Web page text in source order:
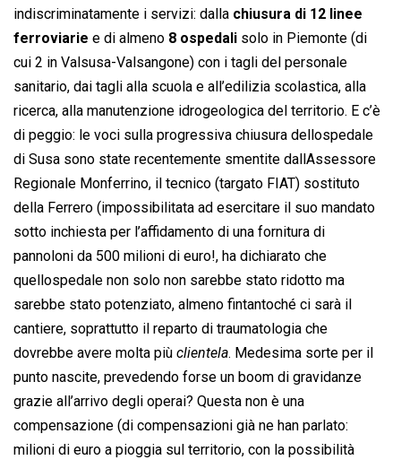
indiscriminatamente i servizi: dalla chiusura di 12 linee
ferroviarie e di almeno 8 ospedali solo in Piemonte (di
cui 2 in Valsusa-Valsangone) con i tagli del personale
sanitario, dai tagli alla scuola e all’edilizia scolastica, alla
ricerca, alla manutenzione idrogeologica del territorio. E c’è
di peggio: le voci sulla progressiva chiusura dellospedale
di Susa sono state recentemente smentite dallAssessore
Regionale Monferrino, il tecnico (targato FIAT) sostituto
della Ferrero (impossibilitata ad esercitare il suo mandato
sotto inchiesta per l’affidamento di una fornitura di
pannoloni da 500 milioni di euro!, ha dichiarato che
quellospedale non solo non sarebbe stato ridotto ma
sarebbe stato potenziato, almeno fintantoché ci sarà il
cantiere, soprattutto il reparto di traumatologia che
dovrebbe avere molta più  clientela. Medesima sorte per il
punto nascite, prevedendo forse un boom di gravidanze
grazie all’arrivo degli operai? Questa non è una
compensazione (di compensazioni già ne han parlato:
milioni di euro a pioggia sul territorio, con la possibilità